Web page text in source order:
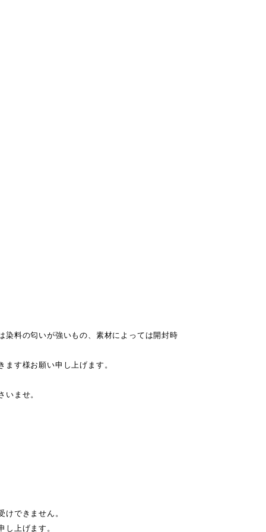
染料の匂いが強いもの、素材によっては開封時
す様お願い申し上げます。
ませ。
できません。
上げます。